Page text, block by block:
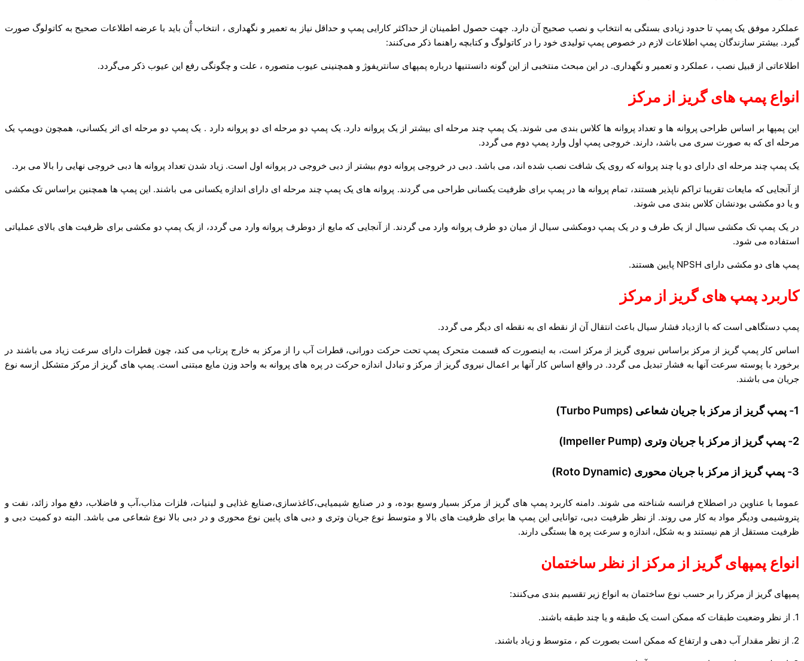
عملکرد موفق یک پمپ تا حدود زیادی بستگی به انتخاب و نصب صحیح آن دارد. جهت حصول اطمینان از حداکثر کارایی پمپ و حداقل نیاز به تعمیر و نگهداری ، انتخاب آٌن باید با عرضه اطلاعات صحیح به کاتولوگ صورت
گیرد. بیشتر سازندگان پمپ اطلاعات لازم در خصوص پمپ تولیدی خود را در کاتولوگ و کتابچه راهنما ذکر می‌کنند:
اطلاعاتی از قبیل نصب ، عملکرد و تعمیر و نگهداری. در این مبحث منتخبی از این گونه دانستنیها درباره پمپهای سانتریفوژ و همچنینی عیوب متصوره ، علت و چگونگی رفع این عیوب ذکر می‌گردد.
انواع پمپ های گریز از مرکز
این پمپها بر اساس طراحی پروانه ها و تعداد پروانه ها کلاس بندی می شوند. یک پمپ چند مرحله ای بیشتر از یک پروانه دارد. یک پمپ دو مرحله ای دو پروانه دارد . یک پمپ دو مرحله ای اثر یکسانی، همچون دوپمپ یک
مرحله ای که به صورت سری می باشد، دارند. خروجی پمپ اول وارد پمپ دوم می گردد.
یک پمپ چند مرحله ای دارای دو یا چند پروانه که روی یک شافت نصب شده اند، می باشد. دبی در خروجی پروانه دوم بیشتر از دبی خروجی در پروانه اول است. زیاد شدن تعداد پروانه ها دبی خروجی نهایی را بالا می برد.
از آنجایی که مایعات تقریبا تراکم ناپذیر هستند، تمام پروانه ها در پمپ برای ظرفیت یکسانی طراحی می گردند. پروانه های یک پمپ چند مرحله ای دارای اندازه یکسانی می باشند. این پمپ ها همچنین براساس تک مکشی
و یا دو مکشی بودنشان کلاس بندی می شوند.
در یک پمپ تک مکشی سیال از یک طرف و در یک پمپ دومکشی سیال از میان دو طرف پروانه وارد می گردند. از آنجایی که مایع از دوطرف پروانه وارد می گردد، از یک پمپ دو مکشی برای ظرفیت های بالای عملیاتی
استفاده می شود.
پمپ های دو مکشی دارای NPSH پایین هستند.
کاربرد پمپ های گریز از مرکز
پمپ دستگاهی است که با ازدیاد فشار سیال باعث انتقال آن از نقطه ای به نقطه ای دیگر می گردد.
اساس کار پمپ گریز از مرکز براساس نیروی گریز از مرکز است، به اینصورت که قسمت متحرک پمپ تحت حرکت دورانی، قطرات آب را از مرکز به خارج پرتاب می کند، چون قطرات دارای سرعت زیاد می باشند در
برخورد با پوسته سرعت آنها به فشار تبدیل می گردد. در واقع اساس کار آنها بر اعمال نیروی گریز از مرکز و تبادل اندازه حرکت در پره های پروانه به واحد وزن مایع مبتنی است. پمپ های گریز از مرکز متشکل ازسه نوع
جریان می باشند.
1- پمپ گریز از مرکز با جریان شعاعی (Turbo Pumps)
2- پمپ گریز از مرکز با جریان وتری (Impeller Pump)
3- پمپ گریز از مرکز با جریان محوری (Roto Dynamic)
عموما با عناوین در اصطلاح فرانسه شناخته می شوند. دامنه کاربرد پمپ های گریز از مرکز بسیار وسیع بوده، و در صنایع شیمیایی،کاغذسازی،صنایع غذایی و لبنیات، فلزات مذاب،آب و فاضلاب، دفع مواد زائد، نفت و
پتروشیمی ودیگر مواد به کار می روند. از نظر ظرفیت دبی، توانایی این پمپ ها برای ظرفیت های بالا و متوسط نوع جریان وتری و دبی های پایین نوع محوری و در دبی بالا نوع شعاعی می باشد. البته دو کمیت دبی و
ظرفیت مستقل از هم نیستند و به شکل، اندازه و سرعت پره ها بستگی دارند.
انواع پمپهای گریز از مرکز از نظر ساختمان
پمپهای گریز از مرکز را بر حسب نوع ساختمان به انواع زیر تقسیم بندی می‌کنند:
1. از نظر وضعیت طبقات که ممکن است یک طبقه و یا چند طبقه باشند.
2. از نظر مقدار آب دهی و ارتفاع که ممکن است بصورت کم ، متوسط و زیاد باشند.